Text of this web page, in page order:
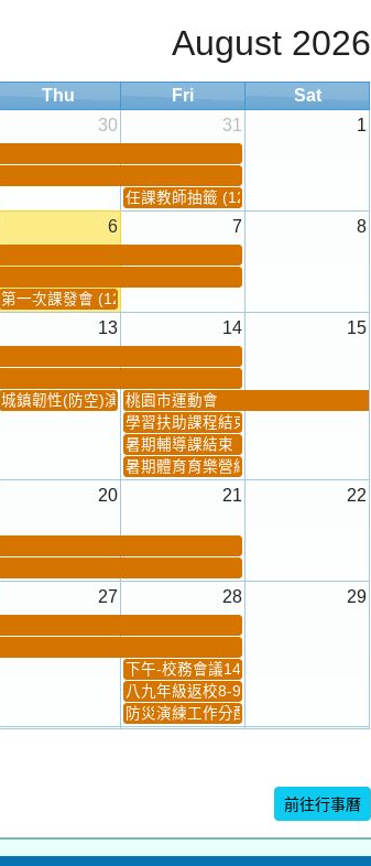
August 2026
Thu Fri
Sat
30 31 1
任課教師抽籤 (12:30~)...
6 7 8
第一次課發會 (12:30~)
13 14 15
城鎮韌性(防空)演習桃園市運動會
學習扶助課程結束
暑期輔導課結束
暑期體育育樂營結束
20 21 22
27 28 29
下午-校務會議14:00-16...
八九年級返校8-9
防災演練工作分配及...
班週
超額比序暨免試入學...
前往行事曆